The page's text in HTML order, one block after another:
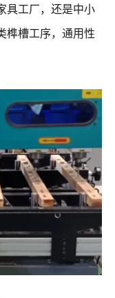
具工厂，还是中小
榫槽工序，通用性